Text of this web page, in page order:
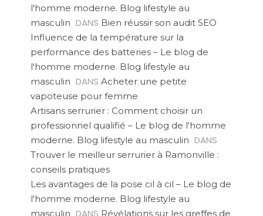
l'homme moderne. Blog lifestyle au
masculin DANS Bien réussir son audit SEO
Influence de la température sur la
performance des batteries – Le blog de
l'homme moderne. Blog lifestyle au
masculin DANS Acheter une petite
vapoteuse pour femme
Artisans serrurier : Comment choisir un
professionnel qualifié – Le blog de l'homme
moderne. Blog lifestyle au masculin DANS
Trouver le meilleur serrurier à Ramonville :
conseils pratiques
Les avantages de la pose cil à cil – Le blog de
l'homme moderne. Blog lifestyle au
masculin DANS Révélations sur les greffes de